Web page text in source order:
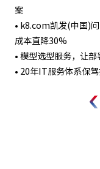
案
• k8.com凯发(中国)
成本直降30%
• 模型选型服务，让
• 20年IT服务体系保